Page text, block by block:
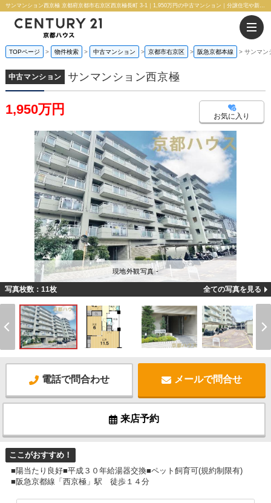
サンマンション西京極 京都府京都市右京区西京極長町 3-1｜1,950万円の中古マンション｜分譲住宅や新築物件｜株式会社 京都ハウス
TOPページ 物件検索 中古マンション 京都市右京区 阪急京都本線 サンマン
中古マンション サンマンション西京極
1,950万円 お気に入り
現地外観写真 -
写真枚数：11枚 全ての写真を見る
電話で問合わせ メールで問合せ
来店予約
ここがおすすめ！
■陽当たり良好■平成３０年給湯器交換■ペット飼育可(規約制限有)
■阪急京都線「西京極」駅 徒歩１４分